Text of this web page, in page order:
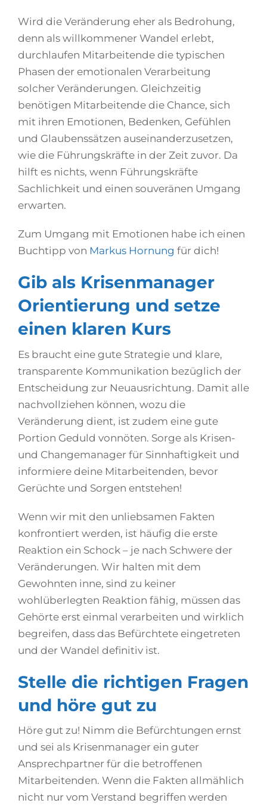
Wird die Veränderung eher als Bedrohung,
denn als willkommener Wandel erlebt,
durchlaufen Mitarbeitende die typischen
Phasen der emotionalen Verarbeitung
solcher Veränderungen. Gleichzeitig
benötigen Mitarbeitende die Chance, sich
mit ihren Emotionen, Bedenken, Gefühlen
und Glaubenssätzen auseinanderzusetzen,
wie die Führungskräfte in der Zeit zuvor. Da
hilft es nichts, wenn Führungskräfte
Sachlichkeit und einen souveränen Umgang
erwarten.
Zum Umgang mit Emotionen habe ich einen
Buchtipp von Markus Hornung für dich!
Gib als Krisenmanager
Orientierung und setze
einen klaren Kurs
Es braucht eine gute Strategie und klare,
transparente Kommunikation bezüglich der
Entscheidung zur Neuausrichtung. Damit alle
nachvollziehen können, wozu die
Veränderung dient, ist zudem eine gute
Portion Geduld vonnöten. Sorge als Krisen-
und Changemanager für Sinnhaftigkeit und
informiere deine Mitarbeitenden, bevor
Gerüchte und Sorgen entstehen!
Wenn wir mit den unliebsamen Fakten
konfrontiert werden, ist häufig die erste
Reaktion ein Schock – je nach Schwere der
Veränderungen. Wir halten mit dem
Gewohnten inne, sind zu keiner
wohlüberlegten Reaktion fähig, müssen das
Gehörte erst einmal verarbeiten und wirklich
begreifen, dass das Befürchtete eingetreten
und der Wandel definitiv ist.
Stelle die richtigen Fragen
und höre gut zu
Höre gut zu! Nimm die Befürchtungen ernst
und sei als Krisenmanager ein guter
Ansprechpartner für die betroffenen
Mitarbeitenden. Wenn die Fakten allmählich
nicht nur vom Verstand begriffen werden